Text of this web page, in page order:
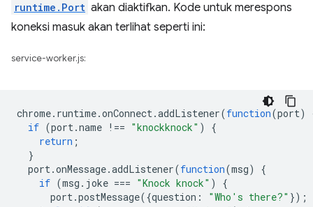
runtime.Port akan diaktifkan. Kode untuk merespons
koneksi masuk akan terlihat seperti ini:
service-worker.js:
chrome. runtime.onConnect.addListener(function(port)
if (port.name !== "knockknock" )
{
return ;
}
port.onMessage.addListener(function(msg)
{
if (msg . joke === "Knock knock" )
{
port.postMessage({question : "Who's there?" });